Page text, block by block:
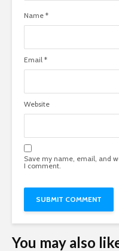
Name *
Email *
Website
Save my name, email, and
I comment.
You may also